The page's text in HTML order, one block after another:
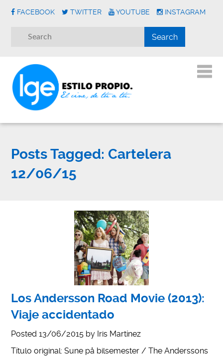
FACEBOOK TWITTER YOUTUBE INSTAGRAM
Posts Tagged: Cartelera
12/06/15
Los Andersson Road Movie (2013):
Viaje accidentado
Posted13/06/2015 by Iris Martínez
Título original: Sune på bilsemester / The Anderssons